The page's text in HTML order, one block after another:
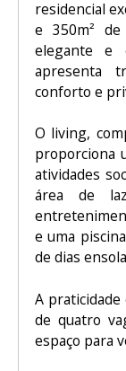
residencial
e 350m²
elegante e
apresenta
conforto e
O living,
proporciona
atividades
área de
e uma
de dias
A praticidade
de quatro
espaço para